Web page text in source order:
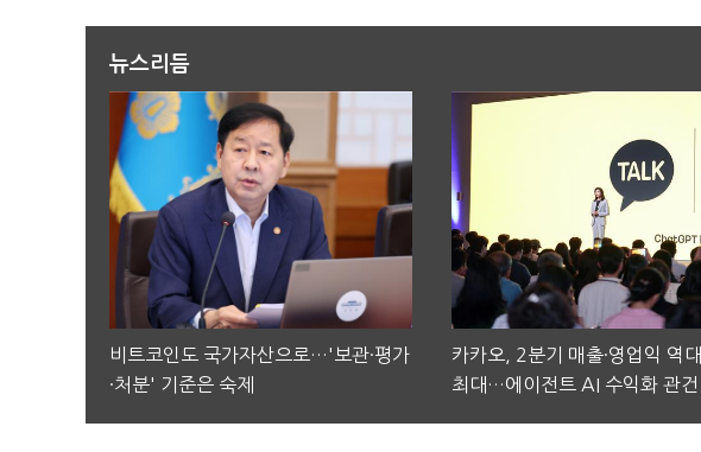
뉴스리듬
비트코인도 국가자산으로…'보관·평가
·처분' 기준은 숙제
카카오, 2분기 매출·영업익 역대
최대…에이전트 AI 수익화 관건